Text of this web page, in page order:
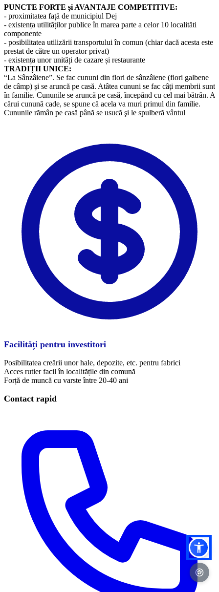
PUNCTE FORTE și AVANTAJE COMPETITIVE:
- proximitatea față de municipiul Dej
- existența utilităților publice în marea parte a celor 10 localităti
componente
- posibilitatea utilizării transportului în comun (chiar dacă acesta este
prestat de către un operator privat)
- existența unor unități de cazare și restaurante
TRADIȚII UNICE:
​“La Sânzâiene”. Se fac cununi din flori de sânzâiene (flori galbene
de câmp) şi se aruncă pe casă. Atâtea cununi se fac câţi membrii sunt
în familie. Cununile se aruncă pe casă, începând cu cel mai bătrân. A
cărui cunună cade, se spune că acela va muri primul din familie.
Cununile rămân pe casă până se usucă şi le spulberă vântul
Facilități pentru investitori
Posibilitatea creării unor hale, depozite, etc. pentru fabrici
Acces rutier facil în localitățile din comună
Forță de muncă cu varste între 20-40 ani
Contact rapid